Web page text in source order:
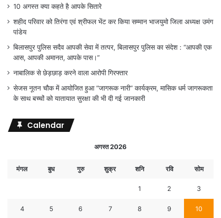
10 अगस्त क्या कहते है आपके सितारे
शहीद परिवार को तिरंगा एवं श्रीफल भेंट कर किया सम्मान भाजयुमो जिला अध्यक्ष उमंग
पांडेय
बिलासपुर पुलिस सदैव आपकी सेवा में तत्पर, बिलासपुर पुलिस का संदेश : “आपकी एक
आस, आपकी अमानत, आपके पास।”
नाबालिक से छेड़छाड़ करने वाला आरोपी गिरफ्तार
सेजस नूतन चौक में आयोजित हुआ “जागरूक नारी” कार्यक्रम, मासिक धर्म जागरूकता
के साथ बच्चों को यातायात सुरक्षा की भी दी गई जानकारी
Calendar
अगस्त 2026
मंगल बुध गुरु शुक्र शनि रवि सोम
1 2 3
4 5 6 7 8 9 10